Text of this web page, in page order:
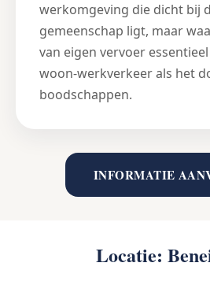
werkomgeving die dicht bij
gemeenschap ligt, maar
van eigen vervoer
woon-werkverkeer als het
boodschappen.
INFORMATIE
Locatie: